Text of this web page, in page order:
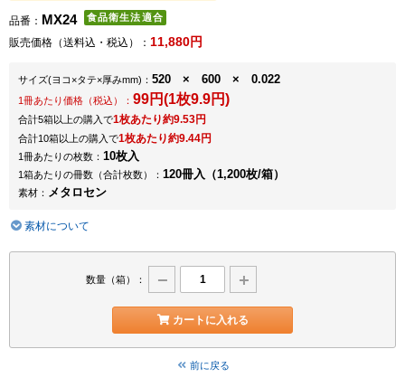
品番： MX24
販売価格（送料込・税込）： 11,880円
サイズ(ヨコ×タテ×厚みmm) ： 520 × 600 × 0.022
1冊あたり価格（税込）： 99円(1枚9.9円)
合計5箱以上の購入で1枚あたり約9.53円
合計10箱以上の購入で1枚あたり約9.44円
1冊あたりの枚数： 10枚入
1箱あたりの冊数（合計枚数）： 120冊入（1,200枚/箱）
素材： メタロセン
素材について
数量（箱）：
カートに入れる
前に戻る